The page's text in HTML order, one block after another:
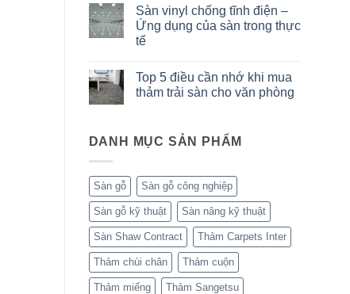
các
nhà
thi
đấu
nâng
tĩnh
điện
giúp
tăng
sử
dụng
bình
luận
ở
Sàn
thuật
nhôm
và
về
này
Sàn vinyl chống tĩnh điện –
Ứng dụng của sàn trong thực
tế
bình
luận
ở
tĩnh
điện
dụng
của
sàn
trong
thực
Top 5 điều cần nhớ khi mua
thảm trải sàn cho văn phòng
luận
ở
điều
cần
nhớ
khi
mua
thảm
trải
sàn
cho
văn
phòng
DANH MỤC SẢN PHẨM
Sàn gỗ Sàn gỗ công nghiệp
Sàn gỗ kỹ thuật Sàn nâng kỹ thuật
Sàn Shaw Contract Thảm Carpets Inter
Thảm chùi chân Thảm cuộn
Thảm miếng Thảm Sangetsu